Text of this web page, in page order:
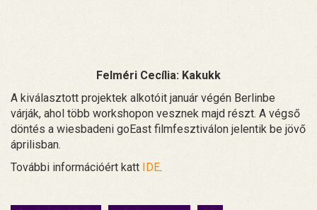
Felméri Cecília: Kakukk
A kiválasztott projektek alkotóit január végén Berlinbe
várják, ahol több workshopon vesznek majd részt. A végső
döntés a wiesbadeni goEast filmfesztiválon jelentik be jövő
áprilisban.
További információért katt IDE.